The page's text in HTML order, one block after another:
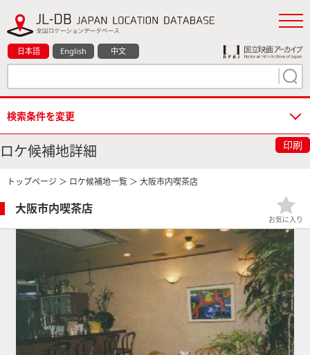
日本語 English 中文
検索条件を変更
ロケ候補地詳細 印刷
トップページ ＞ ロケ候補地一覧 ＞ 大阪市内喫茶店
大阪市内喫茶店
お気に入り